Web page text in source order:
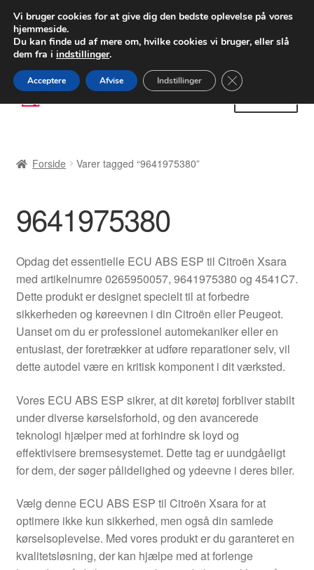
LEVERING fra 55 kr.
FEDEX verdensomspændende forsendelse
80 82 72 02
Spring
til
Spring
til
Betalinger
Kasse
Klageprocedure
Kontakte
Kurv
Levering
Min Konto
Om os
Privatlivspolitik
Vilkår og betingelser
Forside Varer tagged “9641975380”
9641975380
Opdag det essentielle ECU ABS ESP til Citroën Xsara
med artikelnumre 0265950057, 9641975380 og 4541C7.
Dette produkt er designet specielt til at forbedre
sikkerheden og køreevnen i din Citroën eller Peugeot.
Uanset om du er professionel automekaniker eller en
entusiast, der foretrækker at udføre reparationer selv, vil
dette autodel være en kritisk komponent i dit værksted.
Vores ECU ABS ESP sikrer, at dit køretøj forbliver stabilt
under diverse kørselsforhold, og den avancerede
teknologi hjælper med at forhindre sk loyd og
effektivisere bremsesystemet. Dette tag er uundgåeligt
for dem, der søger pålidelighed og ydeevne i deres biler.
Vælg denne ECU ABS ESP til Citroën Xsara for at
optimere ikke kun sikkerhed, men også din samlede
kørselsoplevelse. Med vores produkt er du garanteret en
kvalitetsløsning, der kan hjælpe med at forlenge
Vi bruger cookies for at give dig den bedste oplevelse på vores
hjemmeside.
Du kan finde ud af mere om, hvilke cookies vi bruger, eller slå
dem fra i indstillinger.
Acceptere Afvise Indstillinger Close GDPR